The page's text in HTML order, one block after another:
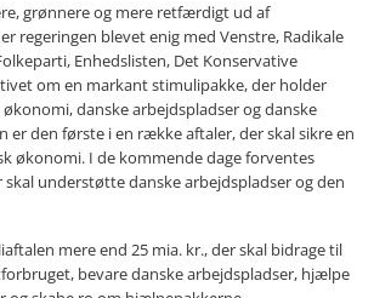
grønnere og mere retfærdigt ud af
regeringen blevet enig med Venstre, Radikale
Enhedslisten, Det Konservative
om en markant stimulipakke, der holder
danske arbejdspladser og danske
er den første i en række aftaler, der skal sikre en
økonomi. I de kommende dage forventes
skal understøtte danske arbejdspladser og den
mere end 25 mia. kr., der skal bidrage til
bevare danske arbejdspladser, hjælpe